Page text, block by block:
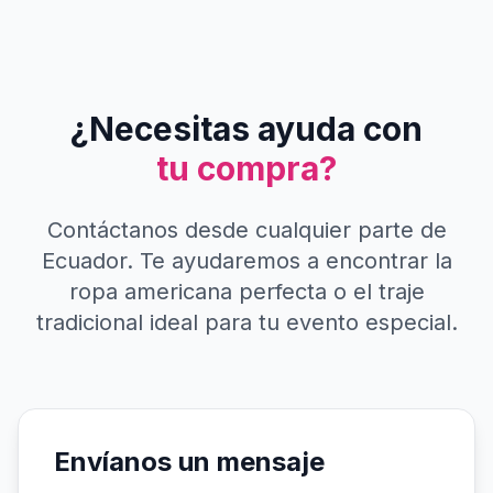
¿Necesitas ayuda con
tu compra?
Contáctanos desde cualquier parte de
Ecuador. Te ayudaremos a encontrar la
ropa americana perfecta o el traje
tradicional ideal para tu evento especial.
Envíanos un mensaje